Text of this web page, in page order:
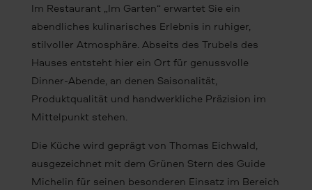
Im Restaurant „Im Garten“ erwartet Sie ein
abendliches kulinarisches Erlebnis in ruhiger,
stilvoller Atmosphäre. Abseits des Trubels des
Hauses entsteht hier ein Ort für genussvolle
Dinner-Abende, an denen Saisonalität,
Produktqualität und handwerkliche Präzision im
Mittelpunkt stehen.
Die Küche wird geprägt von Thomas Eichwald,
ausgezeichnet mit dem Grünen Stern des Guide
Michelin für seinen besonderen Einsatz im Bereich